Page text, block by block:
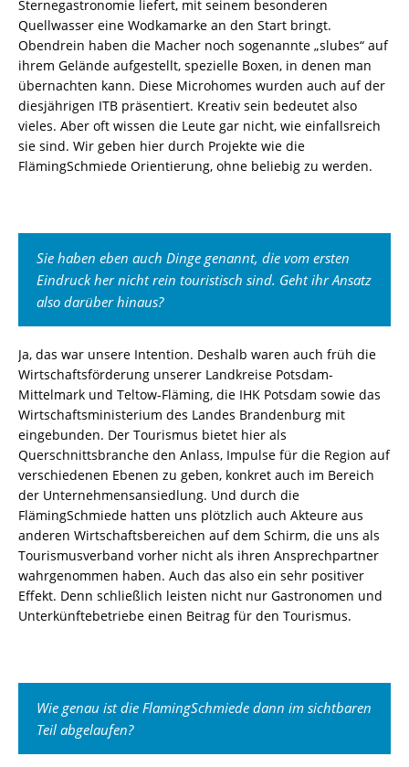
Sternegastronomie liefert, mit seinem besonderen
Quellwasser eine Wodkamarke an den Start bringt.
Obendrein haben die Macher noch sogenannte „slubes“ auf
ihrem Gelände aufgestellt, spezielle Boxen, in denen man
übernachten kann. Diese Microhomes wurden auch auf der
diesjährigen ITB präsentiert. Kreativ sein bedeutet also
vieles. Aber oft wissen die Leute gar nicht, wie einfallsreich
sie sind. Wir geben hier durch Projekte wie die
FlämingSchmiede Orientierung, ohne beliebig zu werden.
Sie haben eben auch Dinge genannt, die vom ersten
Eindruck her nicht rein touristisch sind. Geht ihr Ansatz
also darüber hinaus?
Ja, das war unsere Intention. Deshalb waren auch früh die
Wirtschaftsförderung unserer Landkreise Potsdam-
Mittelmark und Teltow-Fläming, die IHK Potsdam sowie das
Wirtschaftsministerium des Landes Brandenburg mit
eingebunden. Der Tourismus bietet hier als
Querschnittsbranche den Anlass, Impulse für die Region auf
verschiedenen Ebenen zu geben, konkret auch im Bereich
der Unternehmensansiedlung. Und durch die
FlämingSchmiede hatten uns plötzlich auch Akteure aus
anderen Wirtschaftsbereichen auf dem Schirm, die uns als
Tourismusverband vorher nicht als ihren Ansprechpartner
wahrgenommen haben. Auch das also ein sehr positiver
Effekt. Denn schließlich leisten nicht nur Gastronomen und
Unterkünftebetriebe einen Beitrag für den Tourismus.
Wie genau ist die FlamingSchmiede dann im sichtbaren
Teil abgelaufen?